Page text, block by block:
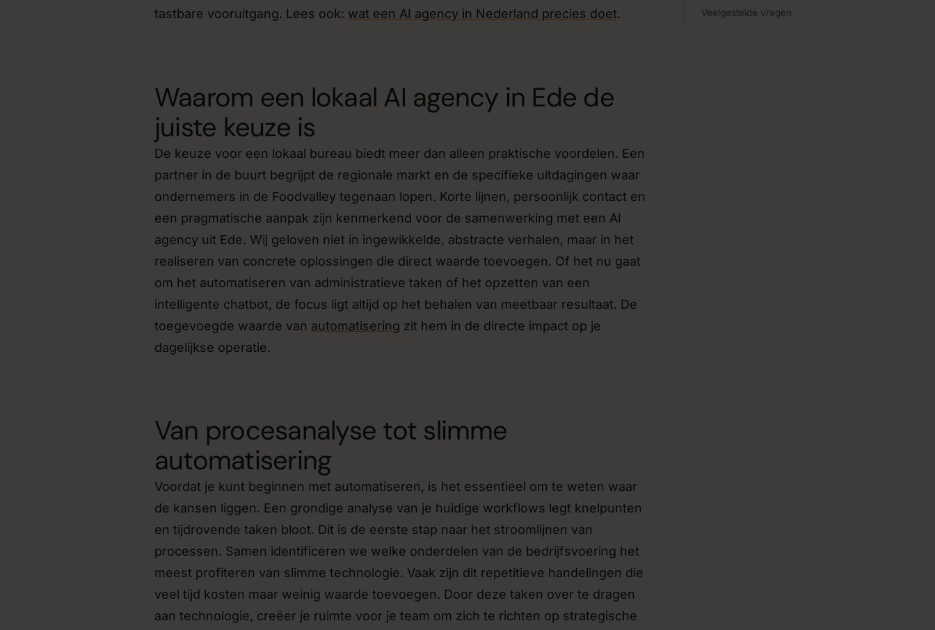
tastbare vooruitgang. Lees ook: wat een AI agency in Nederland precies doet.
Waarom een lokaal AI agency in Ede de
juiste keuze is
De keuze voor een lokaal bureau biedt meer dan alleen praktische voordelen. Een
partner in de buurt begrijpt de regionale markt en de specifieke uitdagingen waar
ondernemers in de Foodvalley tegenaan lopen. Korte lijnen, persoonlijk contact en
een pragmatische aanpak zijn kenmerkend voor de samenwerking met een AI
agency uit Ede. Wij geloven niet in ingewikkelde, abstracte verhalen, maar in het
realiseren van concrete oplossingen die direct waarde toevoegen. Of het nu gaat
om het automatiseren van administratieve taken of het opzetten van een
intelligente chatbot, de focus ligt altijd op het behalen van meetbaar resultaat. De
toegevoegde waarde van automatisering zit hem in de directe impact op je
dagelijkse operatie.
Van procesanalyse tot slimme
automatisering
Voordat je kunt beginnen met automatiseren, is het essentieel om te weten waar
de kansen liggen. Een grondige analyse van je huidige workflows legt knelpunten
en tijdrovende taken bloot. Dit is de eerste stap naar het stroomlijnen van
processen. Samen identificeren we welke onderdelen van de bedrijfsvoering het
meest profiteren van slimme technologie. Vaak zijn dit repetitieve handelingen die
veel tijd kosten maar weinig waarde toevoegen. Door deze taken over te dragen
aan technologie, creëer je ruimte voor je team om zich te richten op strategische
Veelgestelde vragen